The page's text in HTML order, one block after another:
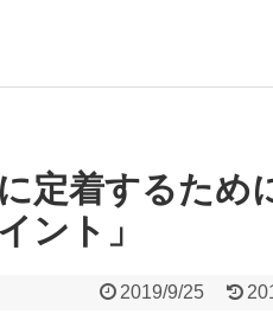
定着するため
ント」
2019/9/25